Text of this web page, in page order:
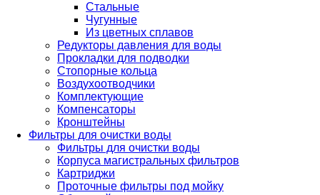
Стальные
Чугунные
Из цветных сплавов
Редукторы давления для воды
Прокладки для подводки
Стопорные кольца
Воздухоотводчики
Комплектующие
Компенсаторы
Кронштейны
Фильтры для очистки воды
Фильтры для очистки воды
Корпуса магистральных фильтров
Картриджи
Проточные фильтры под мойку